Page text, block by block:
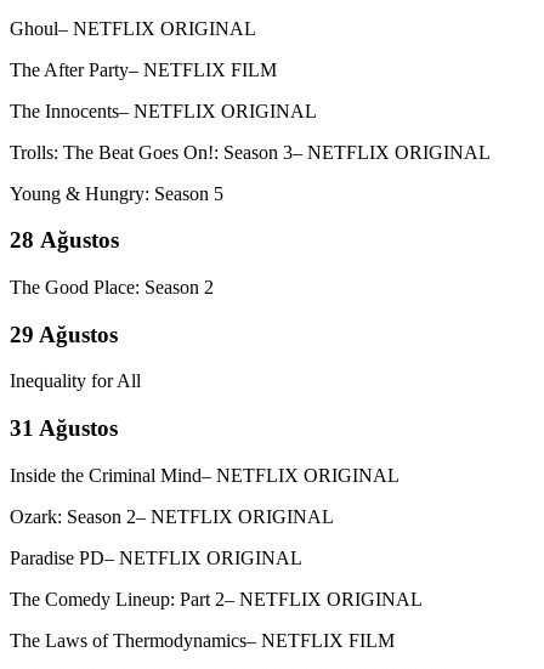
Ghoul– NETFLIX ORIGINAL
The After Party– NETFLIX FILM
The Innocents– NETFLIX ORIGINAL
Trolls: The Beat Goes On!: Season 3– NETFLIX ORIGINAL
Young & Hungry: Season 5
28 Ağustos
The Good Place: Season 2
29 Ağustos
Inequality for All
31 Ağustos
Inside the Criminal Mind– NETFLIX ORIGINAL
Ozark: Season 2– NETFLIX ORIGINAL
Paradise PD– NETFLIX ORIGINAL
The Comedy Lineup: Part 2– NETFLIX ORIGINAL
The Laws of Thermodynamics– NETFLIX FILM